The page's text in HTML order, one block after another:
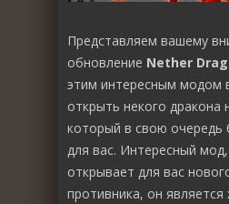
Представляем вашему
обновление Nether
этим интересным модом
открыть некого дракона
который в свою очередь
для вас. Интересный
открывает для вас
противника, он